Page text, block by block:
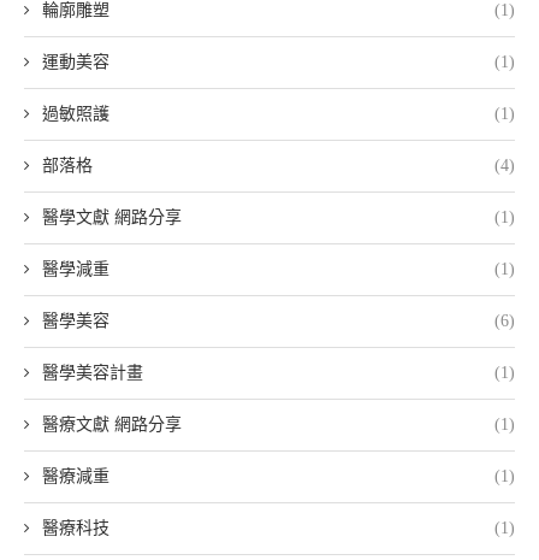
輪廓雕塑 (1)
運動美容 (1)
過敏照護 (1)
部落格 (4)
醫學文獻 網路分享 (1)
醫學減重 (1)
醫學美容 (6)
醫學美容計畫 (1)
醫療文獻 網路分享 (1)
醫療減重 (1)
醫療科技 (1)